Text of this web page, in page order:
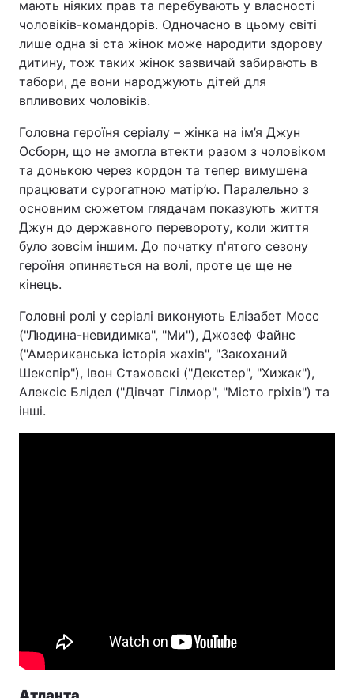
мають ніяких прав та перебувають у власності
чоловіків-командорів. Одночасно в цьому світі
лише одна зі ста жінок може народити здорову
дитину, тож таких жінок зазвичай забирають в
табори, де вони народжують дітей для
впливових чоловіків.
Головна героїня серіалу – жінка на ім’я Джун
Осборн, що не змогла втекти разом з чоловіком
та донькою через кордон та тепер вимушена
працювати сурогатною матір’ю. Паралельно з
основним сюжетом глядачам показують життя
Джун до державного перевороту, коли життя
було зовсім іншим. До початку п'ятого сезону
героїня опиняється на волі, проте це ще не
кінець.
Головні ролі у серіалі виконують Елізабет Мосс
("Людина-невидимка", "Ми"), Джозеф Файнс
("Американська історія жахів", "Закоханий
Шекспір"), Івон Стаховскі ("Декстер", "Хижак"),
Алексіс Блідел ("Дівчат Гілмор", "Місто гріхів") та
інші.